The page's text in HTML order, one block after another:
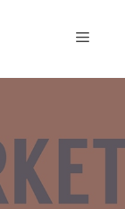
Menu